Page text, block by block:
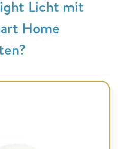
Licht mit
Home